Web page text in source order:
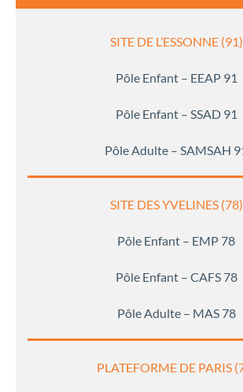
SITE DE L’ESSONNE (91)
Pôle Enfant – EEAP 91
Pôle Enfant – SSAD 91
Pôle Adulte – SAMSAH
SITE DES YVELINES (78)
Pôle Enfant – EMP 78
Pôle Enfant – CAFS 78
Pôle Adulte – MAS 78
PLATEFORME DE PARIS